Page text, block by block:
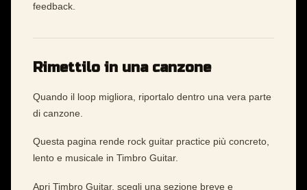
feedback.
Rimettilo in una canzone
Quando il loop migliora, riportalo dentro una vera parte
di canzone.
Questa pagina rende rock guitar practice più concreto,
lento e musicale in Timbro Guitar.
Apri Timbro Guitar, scegli una sezione breve e